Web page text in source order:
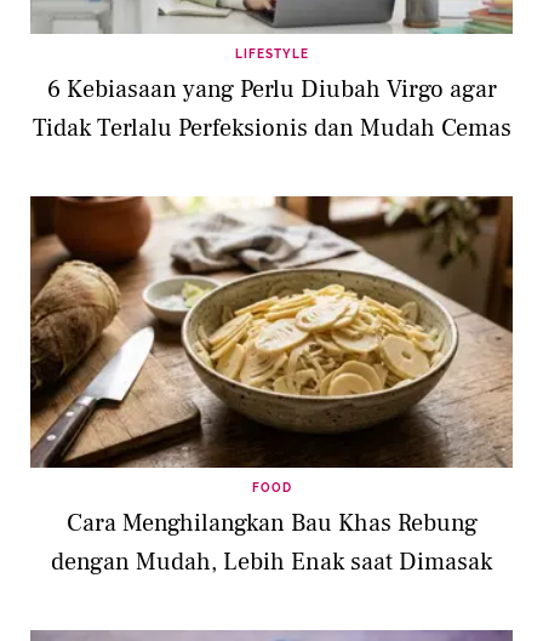
LIFESTYLE
6 Kebiasaan yang Perlu Diubah Virgo agar
Tidak Terlalu Perfeksionis dan Mudah Cemas
FOOD
Cara Menghilangkan Bau Khas Rebung
dengan Mudah, Lebih Enak saat Dimasak